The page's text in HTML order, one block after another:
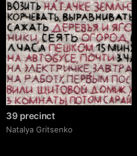
39 precinct
Natalya Gritsenko